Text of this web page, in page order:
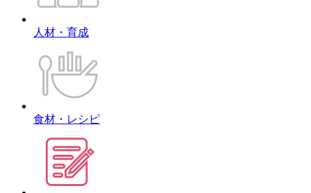
人材・育成
食材・レシピ